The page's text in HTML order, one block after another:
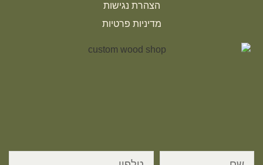
הצהרת נגישות
מדיניות פרטיות